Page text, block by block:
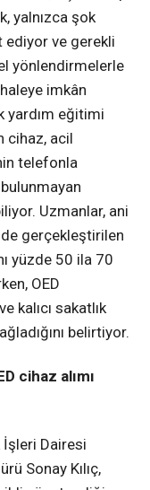
yalnızca şok
ediyor ve gerekli
yönlendirmelerle
imkân
yardım eğitimi
cihaz, acil
telefonla
Uzmanlar, ani
gerçekleştirilen
yüzde 50 ila 70
OED
kalıcı sakatlık
belirtiyor.
cihaz alımı
İşleri Dairesi
Sonay Kılıç,